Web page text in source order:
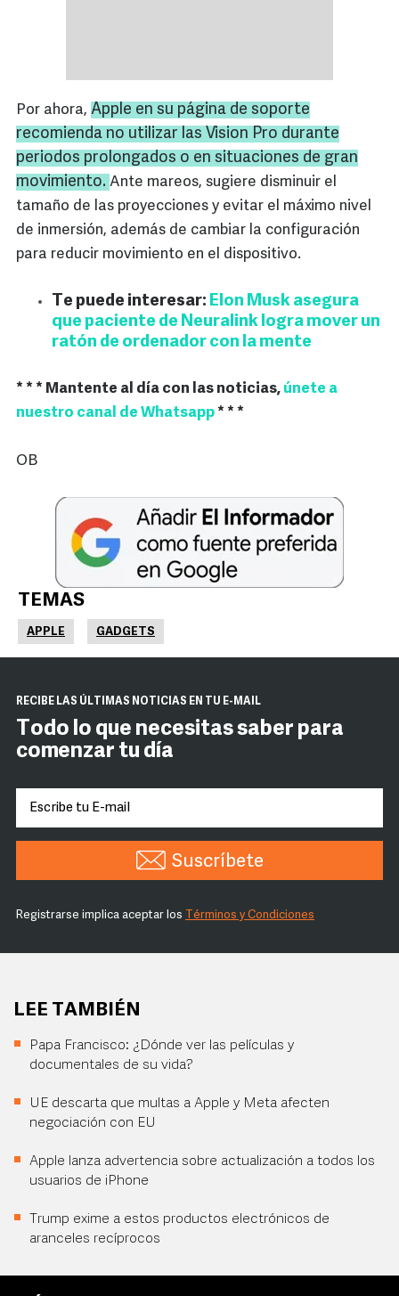
Por ahora, Apple en su página de soporte
recomienda no utilizar las Vision Pro durante
periodos prolongados o en situaciones de gran
movimiento. Ante mareos, sugiere disminuir el
tamaño de las proyecciones y evitar el máximo nivel
de inmersión, además de cambiar la configuración
para reducir movimiento en el dispositivo.
Te puede interesar: Elon Musk asegura
que paciente de Neuralink logra mover un
ratón de ordenador con la mente
* * * Mantente al día con las noticias, únete a
nuestro canal de Whatsapp* * *
OB
TEMAS
APPLE GADGETS
RECIBE LAS ÚLTIMAS NOTICIAS EN TU E-MAIL
Todo lo que necesitas saber para
comenzar tu día
Suscríbete
Registrarse implica aceptar los Términos y Condiciones
LEE TAMBIÉN
Papa Francisco: ¿Dónde ver las películas y
documentales de su vida?
UE descarta que multas a Apple y Meta afecten
negociación con EU
Apple lanza advertencia sobre actualización a todos los
usuarios de iPhone
Trump exime a estos productos electrónicos de
aranceles recíprocos